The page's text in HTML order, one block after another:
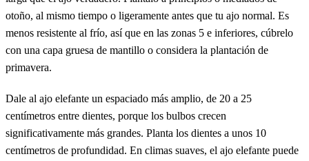
otoño, al mismo tiempo o ligeramente antes que tu ajo normal. Es
menos resistente al frío, así que en las zonas 5 e inferiores, cúbrelo
con una capa gruesa de mantillo o considera la plantación de
primavera.
Dale al ajo elefante un espaciado más amplio, de 20 a 25
centímetros entre dientes, porque los bulbos crecen
significativamente más grandes. Planta los dientes a unos 10
centímetros de profundidad. En climas suaves, el ajo elefante puede